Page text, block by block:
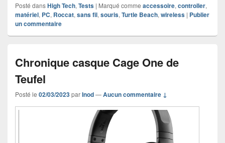
Posté dansHigh Tech, Tests | Marqué comme accessoire, controller,
matériel, PC, Roccat, sans fil, souris, Turtle Beach, wireless | Publier
un commentaire
Chronique casque Cage One de
Teufel
Posté le 02/03/2023parInod—Aucun commentaire ↓